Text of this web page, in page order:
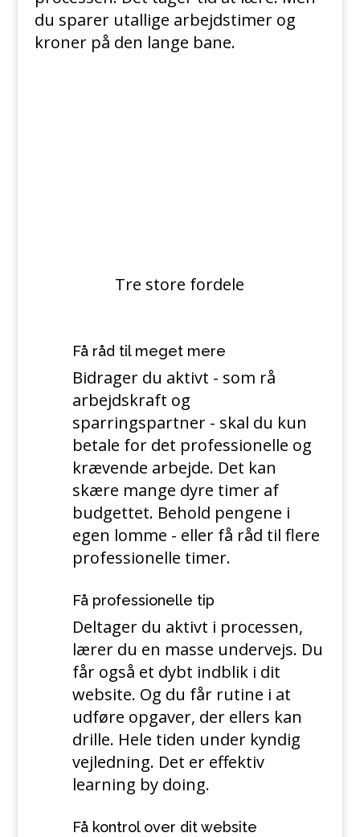
du sparer utallige arbejdstimer og
kroner på den lange bane.
Tre store fordele
Få råd til meget mere
Bidrager du aktivt - som rå
arbejdskraft og
sparringspartner - skal du kun
betale for det professionelle og
krævende arbejde. Det kan
skære mange dyre timer af
budgettet. Behold pengene i
egen lomme - eller få råd til flere
professionelle timer.
Få professionelle tip
Deltager du aktivt i processen,
lærer du en masse undervejs. Du
får også et dybt indblik i dit
website. Og du får rutine i at
udføre opgaver, der ellers kan
drille. Hele tiden under kyndig
vejledning. Det er effektiv
learning by doing.
Få kontrol over dit website